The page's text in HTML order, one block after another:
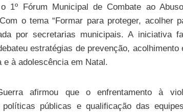
1º Fórum Municipal de Combate ao
o tema “Formar para proteger, acolher
por secretarias municipais. A iniciativa
estratégias de prevenção,
à adolescência em Natal.
afirmou que o enfrentamento à
públicas e qualificação das